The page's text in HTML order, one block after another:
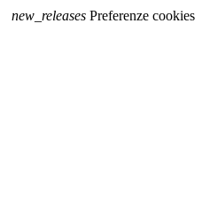
new_releases Preferenze cookies